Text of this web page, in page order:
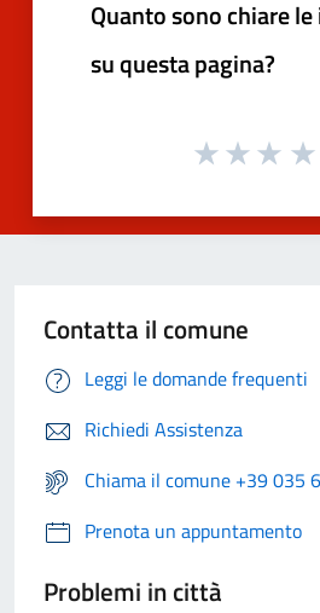
Quanto sono chiare
su questa pagina?
Contatta il comune
Leggi le domande frequenti
Richiedi Assistenza
Chiama il comune +39 035
Prenota un appuntamento
Problemi in città